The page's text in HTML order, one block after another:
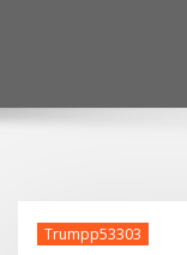
Trumpp53303